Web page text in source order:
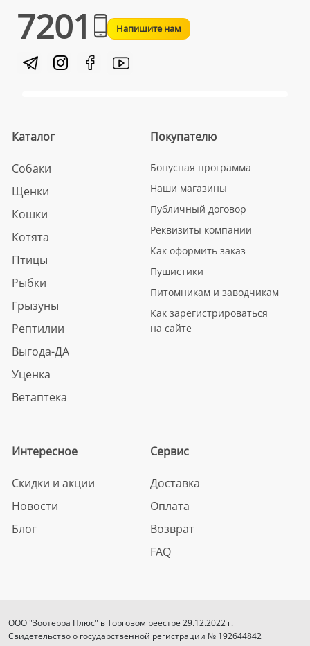
7201 Напишите нам
Каталог
Собаки
Щенки
Кошки
Котята
Птицы
Рыбки
Грызуны
Рептилии
Выгода-ДА
Уценка
Ветаптека
Покупателю
Бонусная программа
Наши магазины
Публичный договор
Реквизиты компании
Как оформить заказ
Пушистики
Питомникам и заводчикам
Как зарегистрироваться
на сайте
Интересное
Скидки и акции
Новости
Блог
Сервис
Доставка
Оплата
Возврат
FAQ
ООО "Зоотерра Плюс" в Торговом реестре 29.12.2022 г.
Свидетельство о государственной регистрации № 192644842